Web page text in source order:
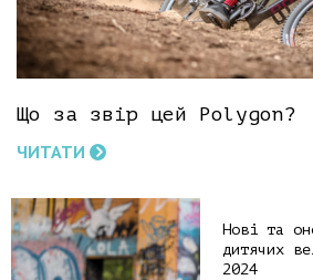
Що за звір цей Polygon?
ЧИТАТИ
Нові та
дитячих
2024